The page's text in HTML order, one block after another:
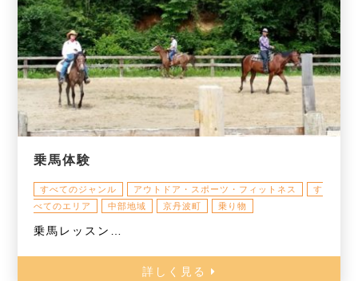
乗馬体験
すべてのジャンル アウトドア・スポーツ・フィットネス
す
べてのエリア
中部地域 京丹波町 乗り物
乗馬レッスン…
詳しく見る